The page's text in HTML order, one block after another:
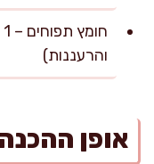
והרעננות)
אופן ההכנה